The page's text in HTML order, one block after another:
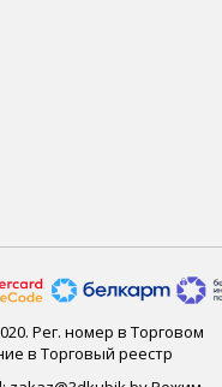
Рег. номер в Торговом
в Торговый реестр